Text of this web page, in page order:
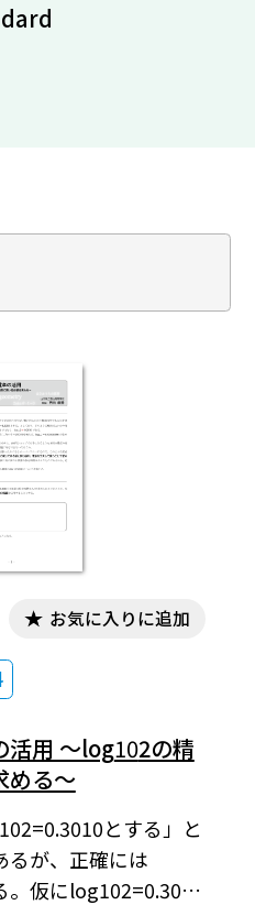
お気に入りに追加
活用 ～log102の精
める～
とする」と
るが、正確には
仮にlog102=0.3010